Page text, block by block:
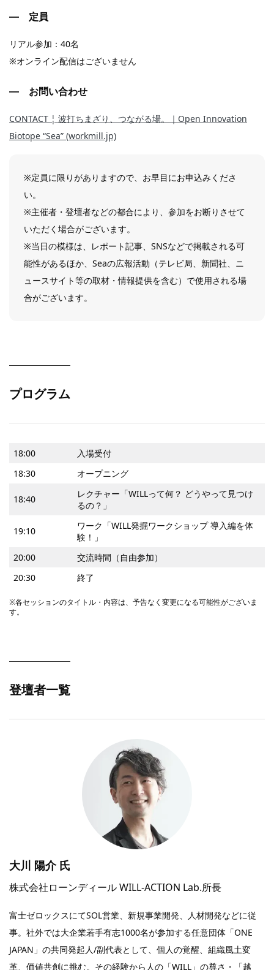
定員
リアル参加：40名
※オンライン配信はございません
お問い合わせ
CONTACT ¦ 波打ちまざり、つながる場。｜Open Innovation
Biotope “Sea” (workmill.jp)
※定員に限りがありますので、お早目にお申込みくださ
い。
※主催者・登壇者などの都合により、参加をお断りさせて
いただく場合がございます。
※当日の模様は、レポート記事、SNSなどで掲載される可
能性があるほか、Seaの広報活動（テレビ局、新聞社、ニ
ュースサイト等の取材・情報提供を含む）で使用される場
合がございます。
プログラム
18:00
入場受付
18:30
オープニング
18:40
レクチャー「WILLって何？ どうやって見つけ
るの？」
19:10
ワーク「WILL発掘ワークショップ 導入編を体
験！」
20:00
交流時間（自由参加）
20:30
終了
※各セッションのタイトル・内容は、予告なく変更になる可能性がございま
す。
登壇者一覧
大川 陽介氏
株式会社ローンディール WILL-ACTION Lab.所長
富士ゼロックスにてSOL営業、新規事業開発、人材開発などに従
事。社外では大企業若手有志1000名が参加する任意団体「ONE
JAPAN」の共同発起人/副代表として、個人の覚醒、組織風土変
革、価値共創に挑む。その経験から人の「WILL」の尊さ・「越